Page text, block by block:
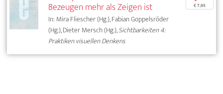
Bezeugen mehr als Zeigen ist
In: Mira Fliescher (Hg.), Fabian Goppelsröder
(Hg.), Dieter Mersch (Hg.),Sichtbarkeiten 4:
Praktiken visuellen Denkens
€ 7,95